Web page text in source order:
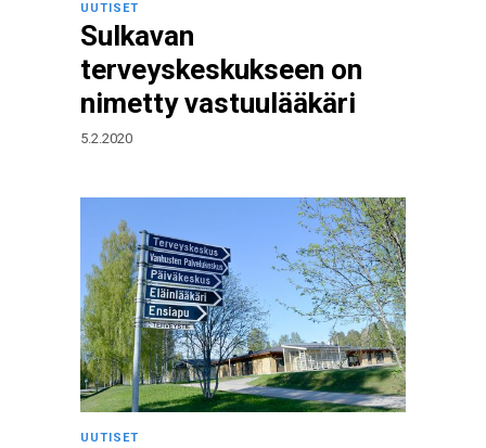
UUTISET
Sulkavan
terveyskeskukseen on
nimetty vastuulääkäri
5.2.2020
UUTISET